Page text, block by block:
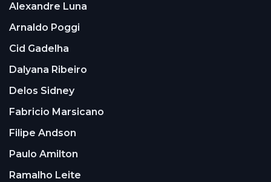
Alexandre Luna
Arnaldo Poggi
Cid Gadelha
Dalyana Ribeiro
Delos Sidney
Fabricio Marsicano
Filipe Andson
Paulo Amilton
Ramalho Leite